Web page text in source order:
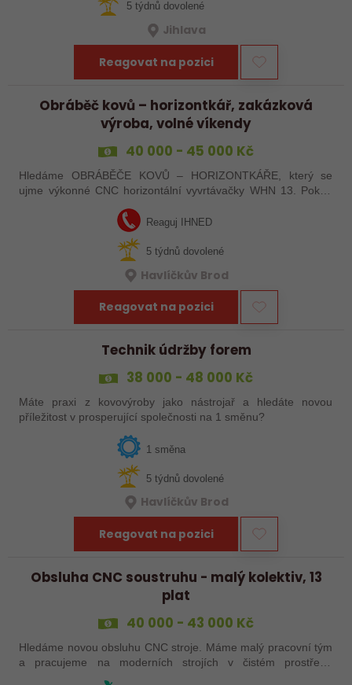
5 týdnů dovolené
Jihlava
Reagovat na pozici
Obráběč kovů – horizontkář, zakázková
výroba, volné víkendy
40 000 - 45 000 Kč
Hledáme OBRÁBĚČE KOVŮ – HORIZONTKÁŘE, který se
ujme výkonné CNC horizontální vyvrtávačky WHN 13. Pokud
Heindenhain, tak jste pro nás ideální kandidát…
Reaguj IHNED
5 týdnů dovolené
Havlíčkův Brod
Reagovat na pozici
Technik údržby forem
38 000 - 48 000 Kč
Máte praxi z kovovýroby jako nástrojař a hledáte novou
příležitost v prosperující společnosti na 1 směnu?
1 směna
5 týdnů dovolené
Havlíčkův Brod
Reagovat na pozici
Obsluha CNC soustruhu - malý kolektiv, 13
plat
40 000 - 43 000 Kč
Hledáme novou obsluhu CNC stroje. Máme malý pracovní tým
a pracujeme na moderních strojích v čistém prostředí.